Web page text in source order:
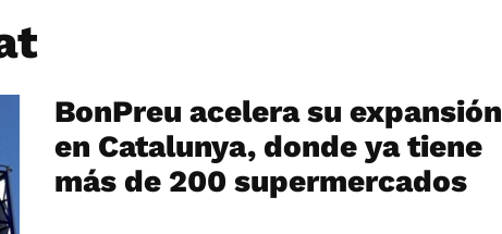
BonPreu acelera su expansión
en Catalunya, donde ya tiene
más de 200 supermercados